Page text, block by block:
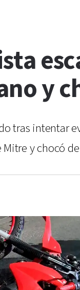
y
tras intentar
y chocó